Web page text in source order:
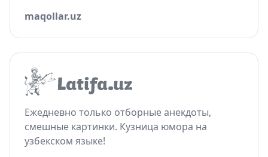
maqollar.uz
Ежедневно только отборные анекдоты,
смешные картинки. Кузница юмора на
узбекском языке!